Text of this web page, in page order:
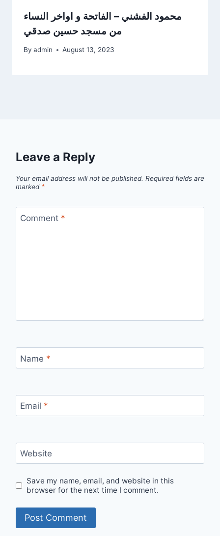
محمود الفشني – الفاتحة و اواخر النساء
من مسجد حسين صدقي
By admin August 13, 2023
Leave a Reply
Your email address will not be published. Required fields are
marked *
Comment *
Name *
Email *
Website
Save my name, email, and website in this
browser for the next time I comment.